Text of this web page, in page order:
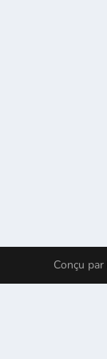
Conçu par